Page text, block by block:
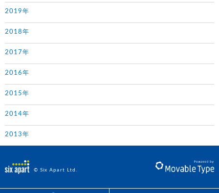
2019年
2018年
2017年
2016年
2015年
2014年
2013年
© Six Apart Ltd.